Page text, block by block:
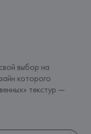
выбор на
которого
текстур —